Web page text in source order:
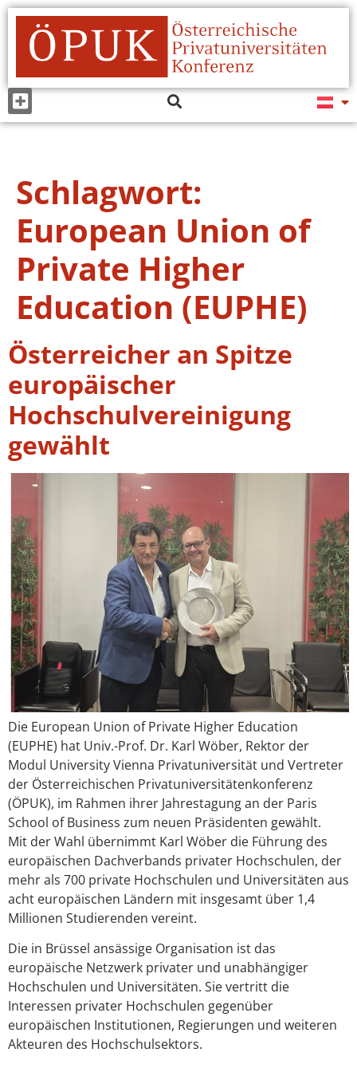
Schlagwort:
European Union of
Private Higher
Education (EUPHE)
Österreicher an Spitze
europäischer
Hochschulvereinigung
gewählt
Die European Union of Private Higher Education
(EUPHE) hat Univ.-Prof. Dr. Karl Wöber, Rektor der
Modul University Vienna Privatuniversität und Vertreter
der Österreichischen Privatuniversitätenkonferenz
(ÖPUK), im Rahmen ihrer Jahrestagung an der Paris
School of Business zum neuen Präsidenten gewählt.
Mit der Wahl übernimmt Karl Wöber die Führung des
europäischen Dachverbands privater Hochschulen, der
mehr als 700 private Hochschulen und Universitäten aus
acht europäischen Ländern mit insgesamt über 1,4
Millionen Studierenden vereint.
Die in Brüssel ansässige Organisation ist das
europäische Netzwerk privater und unabhängiger
Hochschulen und Universitäten. Sie vertritt die
Interessen privater Hochschulen gegenüber
europäischen Institutionen, Regierungen und weiteren
Akteuren des Hochschulsektors.